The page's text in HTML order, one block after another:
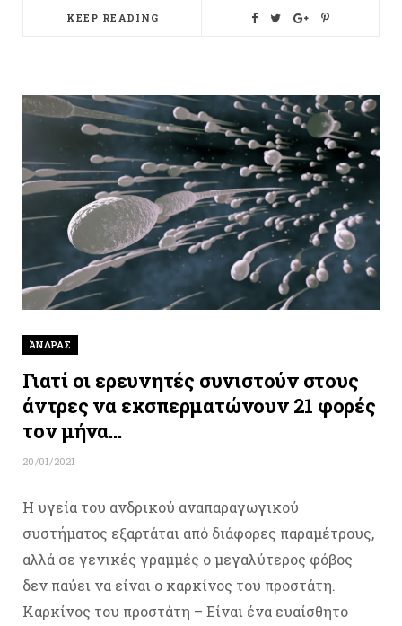
KEEP READING
ΆΝΔΡΑΣ
Γιατί οι ερευνητές συνιστούν στους
άντρες να εκσπερματώνουν 21 φορές
τον μήνα…
20/01/2021
Η υγεία του ανδρικού αναπαραγωγικού
συστήματος εξαρτάται από διάφορες παραμέτρους,
αλλά σε γενικές γραμμές ο μεγαλύτερος φόβος
δεν παύει να είναι ο καρκίνος του προστάτη.
Καρκίνος του προστάτη – Είναι ένα ευαίσθητο